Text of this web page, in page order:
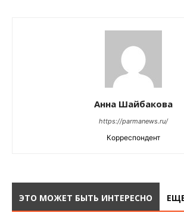
Анна Шайбакова
https://parmanews.ru/
Корреспондент
ЭТО МОЖЕТ БЫТЬ ИНТЕРЕСНО